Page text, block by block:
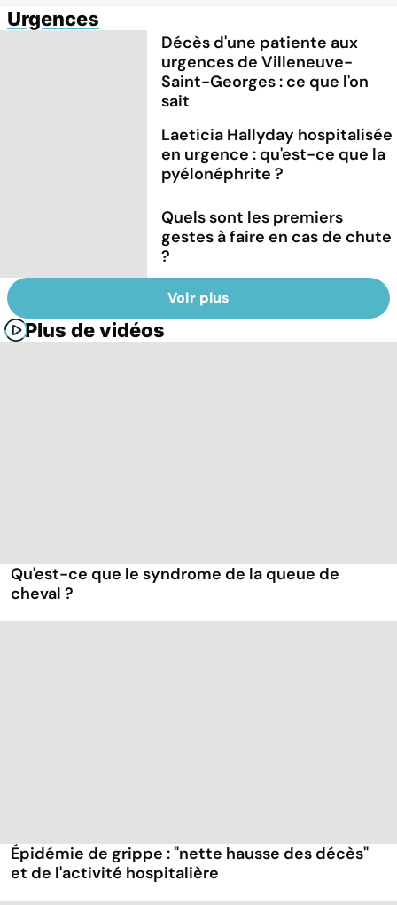
Urgences
Décès d'une patiente aux
urgences de Villeneuve-
Saint-Georges : ce que l'on
sait
Laeticia Hallyday hospitalisée
en urgence : qu'est-ce que la
pyélonéphrite ?
Quels sont les premiers
gestes à faire en cas de chute
?
Voir plus
Plus de vidéos
Qu'est-ce que le syndrome de la queue de
cheval ?
Épidémie de grippe : "nette hausse des décès"
et de l'activité hospitalière